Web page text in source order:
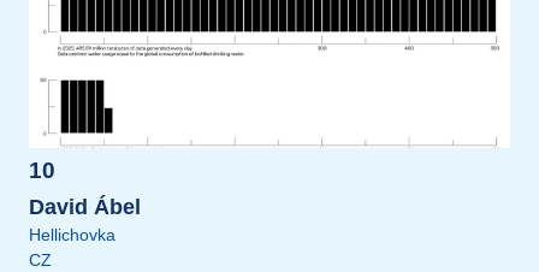
10
David Ábel
Hellichovka
CZ